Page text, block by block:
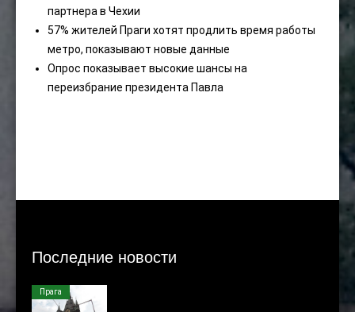
партнера в Чехии
57% жителей Праги хотят продлить время работы
метро, ​​показывают новые данные
Опрос показывает высокие шансы на
переизбрание президента Павла
Последние новости
Прага